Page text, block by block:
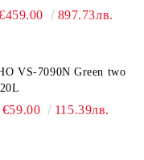
897.73лв.
VS-7090N Green two
€59.00 115.39лв.